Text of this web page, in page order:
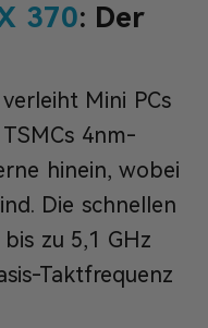
370: Der
Mini PCs
4nm-
hinein, wobei
Die schnellen
zu 5,1 GHz
Taktfrequenz